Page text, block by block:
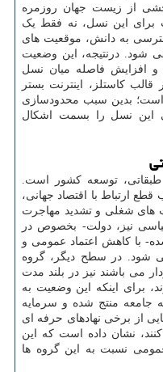
از زیست جهان روزمره
برای این نسل، نه فقط یک
به دانش، موقعیت های
شود. درنتیجه، این وضعیت
و افزایش فاصله میان نسل
کاستلز، اینترنت بستر
بدین سبب محدودسازی
این نسل را بسمت اشکال
طبقاتی، توسعه کشور است.
ارتباط با اقتصاد جهانی،
های شغلی و تشدید مهاجرت
نیز، دولت- بخصوص در
با کاهش اعتماد عمومی و
شود. در سطح دیگر، گروه
می باشند نیز در بلند مدت
برای اینکه این وضعیت به
جامعه منتج شده و سرمایه
از برخی نهادهای حرفه ای
نشان داده است که این
عمومی نسبت به این گروه ها